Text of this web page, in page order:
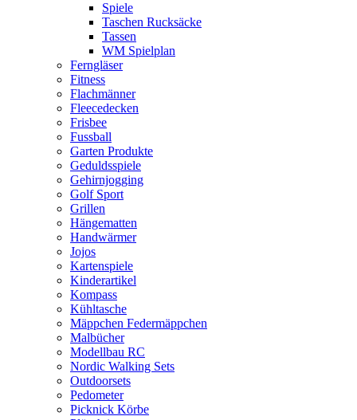
Spiele
Taschen Rucksäcke
Tassen
WM Spielplan
Ferngläser
Fitness
Flachmänner
Fleecedecken
Frisbee
Fussball
Garten Produkte
Geduldsspiele
Gehirnjogging
Golf Sport
Grillen
Hängematten
Handwärmer
Jojos
Kartenspiele
Kinderartikel
Kompass
Kühltasche
Mäppchen Federmäppchen
Malbücher
Modellbau RC
Nordic Walking Sets
Outdoorsets
Pedometer
Picknick Körbe